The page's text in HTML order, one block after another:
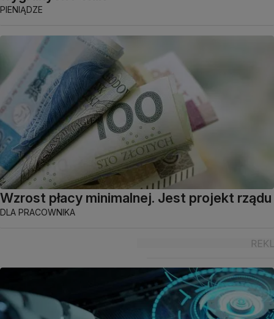
PIENIĄDZE
Wzrost płacy minimalnej. Jest projekt rządu
DLA PRACOWNIKA